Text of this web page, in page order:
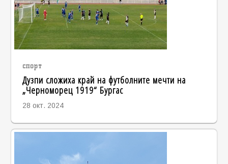
спорт
Дузпи сложиха край на футболните мечти на
„Черноморец 1919“ Бургас
28 окт. 2024